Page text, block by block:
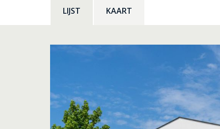
LIJST KAART